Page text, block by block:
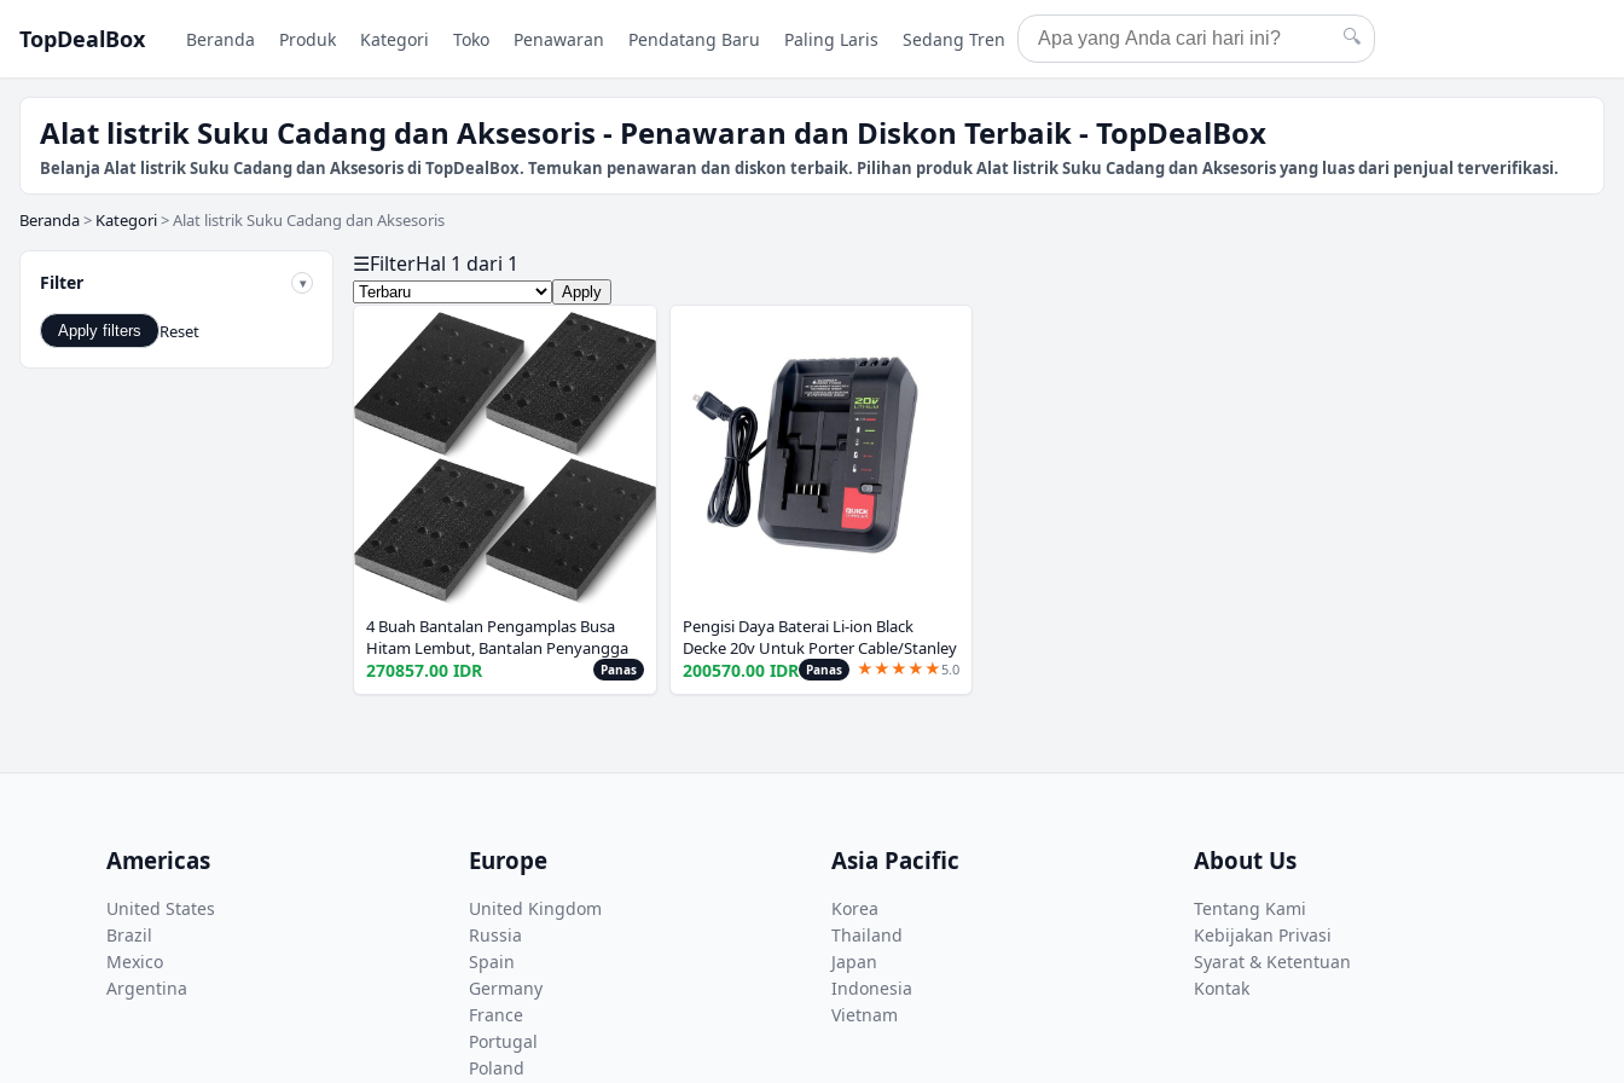
TopDealBox Beranda Produk Kategori Toko Penawaran Pendatang Baru Paling Laris Sedang Tren 🔍
Alat listrik Suku Cadang dan Aksesoris - Penawaran dan Diskon Terbaik - TopDealBox
Belanja Alat listrik Suku Cadang dan Aksesoris di TopDealBox. Temukan penawaran dan diskon terbaik. Pilihan produk Alat listrik Suku Cadang dan Aksesoris yang luas dari penjual terverifikasi.
Beranda> Kategori>Alat listrik Suku Cadang dan Aksesoris
Filter
Apply filters Reset
☰FilterHal 1 dari 1
Apply
4 Buah Bantalan Pengamplas Busa
Hitam Lembut, Bantalan Penyangga
Pengamplas untuk Festool RS400
LS130 Sander
270857.00 IDR Panas
Pengisi Daya Baterai Li-ion Black
Decke 20v Untuk Porter Cable/Stanley
10.8V 14.4V 18V PCC690L L2AFC
FMC690L FMC688L 686L
200570.00 IDR Panas ★★★★★5.0
Americas
United States
Brazil
Mexico
Argentina
Europe
United Kingdom
Russia
Spain
Germany
France
Portugal
Poland
Asia Pacific
Korea
Thailand
Japan
Indonesia
Vietnam
About Us
Tentang Kami
Kebijakan Privasi
Syarat & Ketentuan
Kontak